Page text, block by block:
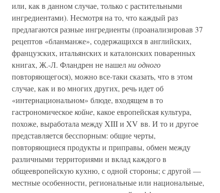
или, как в данном случае, только с растительными
ингредиентами). Несмотря на то, что каждый раз
предлагаются разные ингредиенты (проанализировав 37
рецептов «бланманже», содержащихся в английских,
французских, итальянских и каталонских поваренных
книгах, Ж.-Л. Фландрен не нашелни одного
повторяющегося), можно все-таки сказать, что в этом
случае, как и во многих других, речь идет об
«интернациональном» блюде, входящем в то
гастрономическоекойне, какое европейская культура,
похоже, выработала между XIII и XV вв. И то и другое
представляется бесспорным: общие черты,
повторяющиеся продукты и приправы, обмен между
различными территориями и вклад каждого в
общеевропейскую кухню, с одной стороны; с другой —
местные особенности, региональные или национальные,